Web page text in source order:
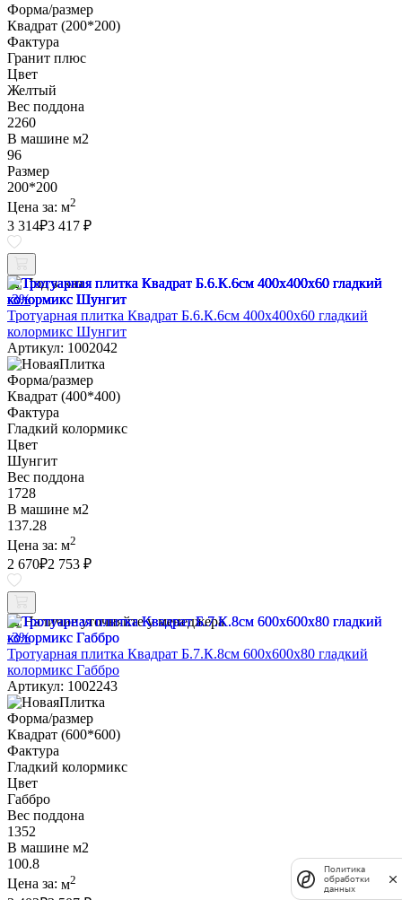
Форма/размер
Квадрат (200*200)
Фактура
Гранит плюс
Цвет
Желтый
Вес поддона
2260
В машине м2
96
Размер
200*200
Цена за: м2
3 314₽3 417 ₽
Под заказ
-3%
Тротуарная плитка Квадрат Б.6.К.6см 400х400х60 гладкий
колормикс Шунгит
Артикул: 1002042
Форма/размер
Квадрат (400*400)
Фактура
Гладкий колормикс
Цвет
Шунгит
Вес поддона
1728
В машине м2
137.28
Цена за: м2
2 670₽2 753 ₽
Наличие уточняйте у менеджера
-3%
Тротуарная плитка Квадрат Б.7.К.8см 600х600х80 гладкий
колормикс Габбро
Артикул: 1002243
Форма/размер
Квадрат (600*600)
Фактура
Гладкий колормикс
Цвет
Габбро
Вес поддона
1352
В машине м2
100.8
Цена за: м2
Политика
обработки
данных